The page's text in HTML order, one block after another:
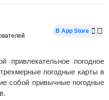
В App Store
привлекательное погодное
погодные карты в
собой привычные погодные